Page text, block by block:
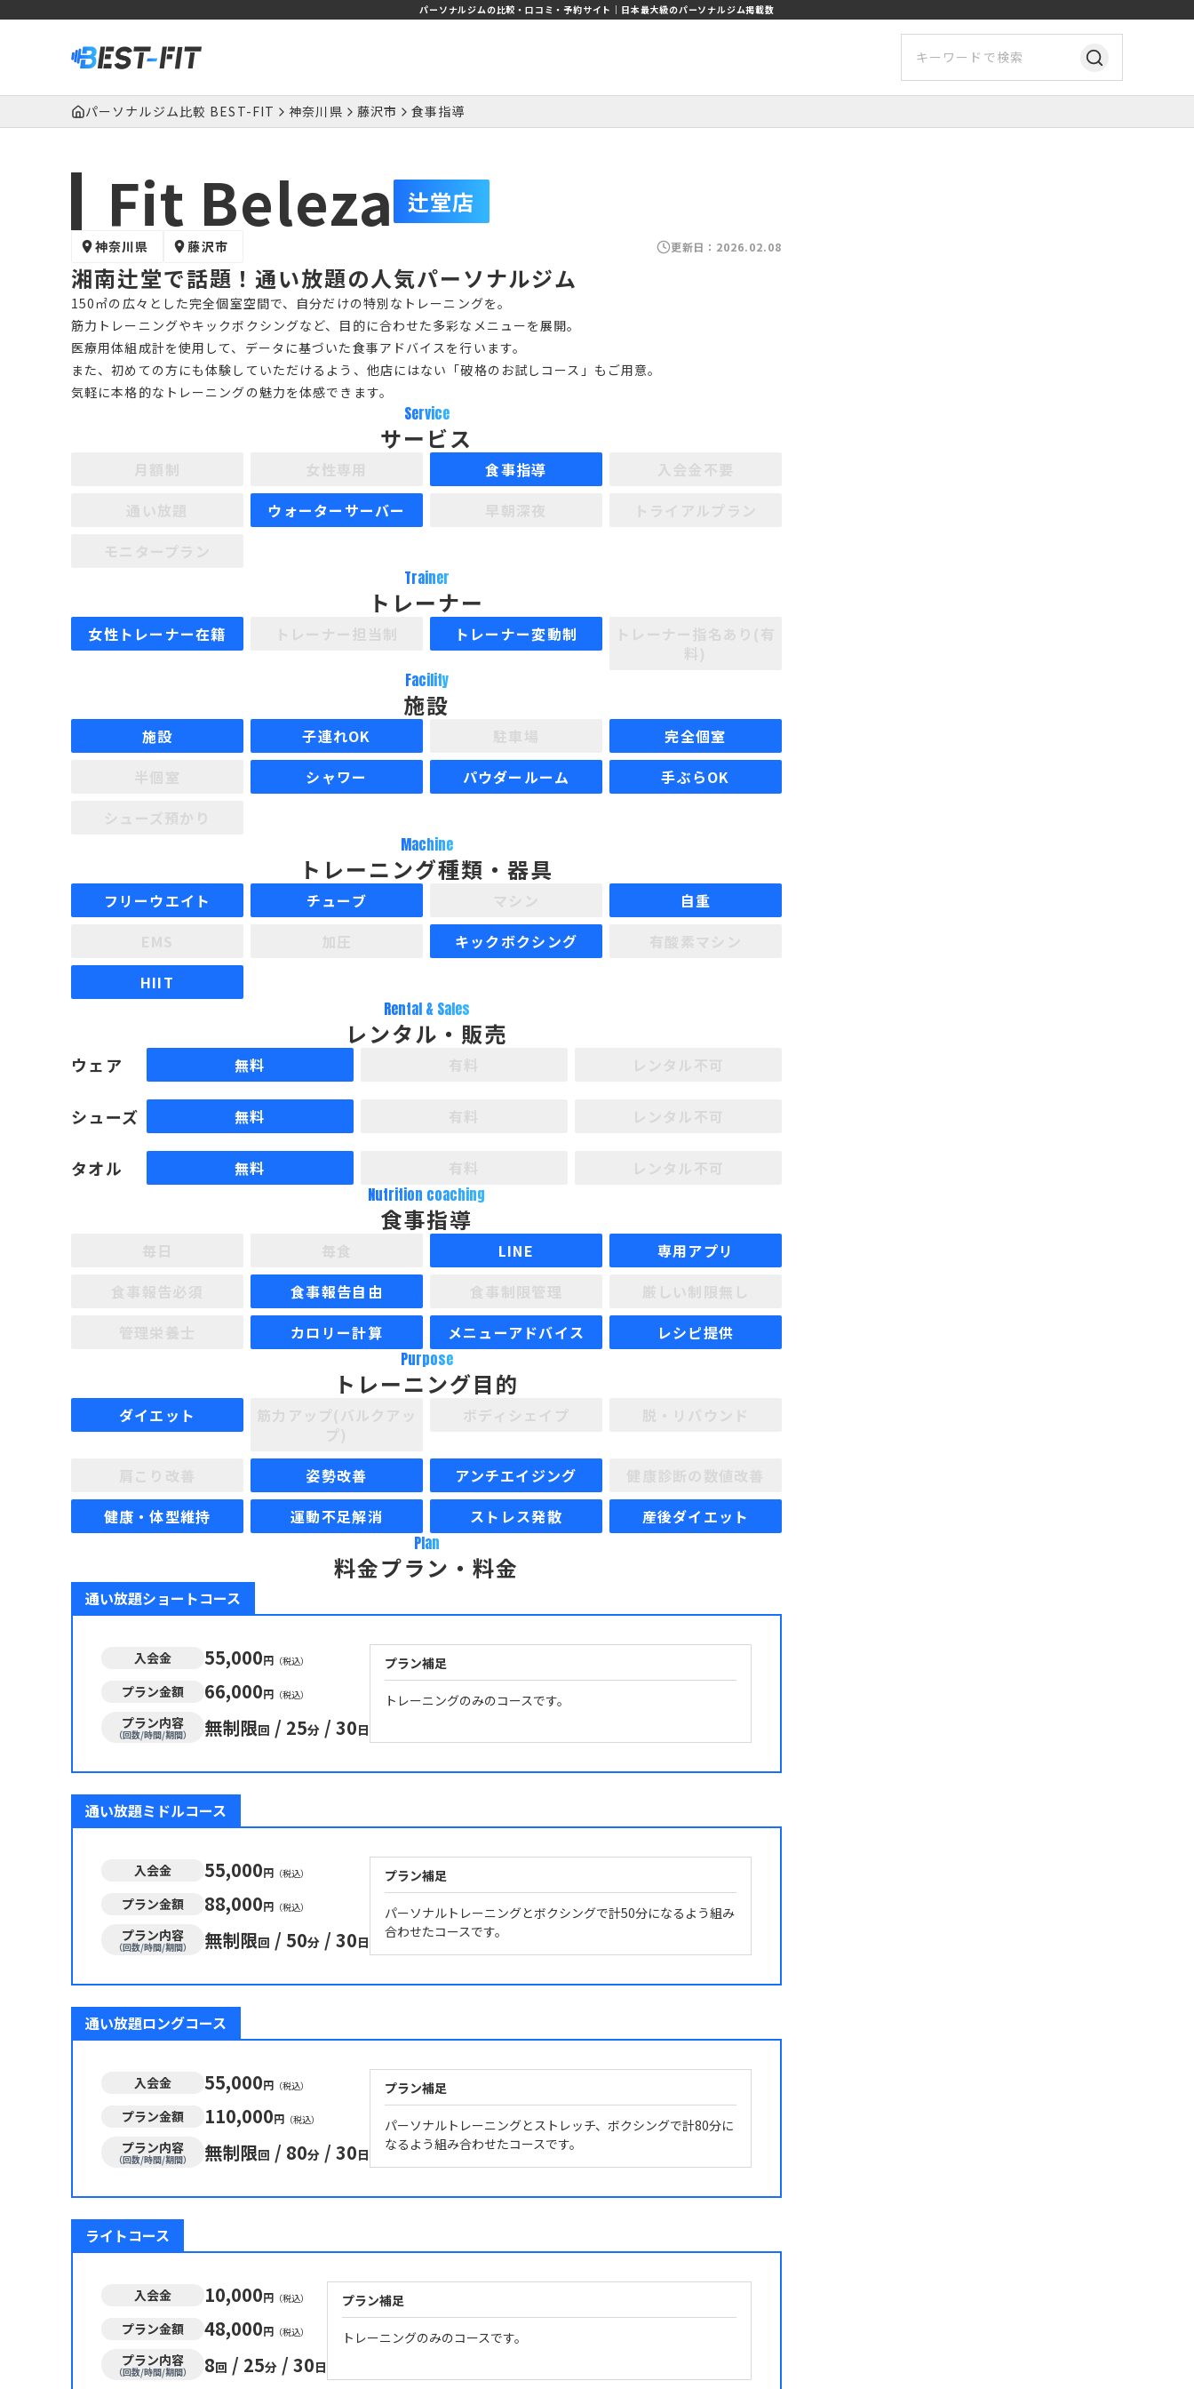
パーソナルジムの比較・口コミ・予約サイト｜日本最大級のパーソナルジム掲載数
パーソナルジム比較 BEST-FIT 神奈川県 藤沢市 食事指導
Fit Beleza 辻堂店
神奈川県 藤沢市 更新日： 2026.02.08
湘南辻堂で話題！通い放題の人気パーソナルジム
150㎡の広々とした完全個室空間で、自分だけの特別なトレーニングを。
筋力トレーニングやキックボクシングなど、目的に合わせた多彩なメニューを展開。
医療用体組成計を使用して、データに基づいた食事アドバイスを行います。
また、初めての方にも体験していただけるよう、他店にはない「破格のお試しコース」もご用意。
気軽に本格的なトレーニングの魅力を体感できます。
Service
サービス
食事指導
ウォーターサーバー
Trainer
トレーナー
女性トレーナー在籍 トレーナー変動制
Facility
施設
施設 子連れOK
完全個室
シャワー パウダールーム
手ぶらOK
Machine
トレーニング種類・器具
フリーウエイト チューブ
自重
キックボクシング
HIIT
Rental & Sales
レンタル・販売
ウェア 無料
シューズ 無料
タオル 無料
Nutrition coaching
食事指導
LINE
専用アプリ
食事報告自由
カロリー計算 メニューアドバイス
レシピ提供
Purpose
トレーニング目的
ダイエット
姿勢改善 アンチエイジング
健康・体型維持
運動不足解消 ストレス発散
産後ダイエット
Plan
料金プラン・料金
通い放題ショートコース
入会金 55,000円 （税込）
プラン金額 66,000円 （税込）
プラン内容
（回数/時間/期間） 無制限回 / 25分 / 30日
プラン補足
トレーニングのみのコースです。
通い放題ミドルコース
入会金 55,000円 （税込）
プラン金額 88,000円 （税込）
プラン内容
（回数/時間/期間） 無制限回 / 50分 / 30日
プラン補足
パーソナルトレーニングとボクシングで計50分になるよう組み
合わせたコースです。
通い放題ロングコース
入会金 55,000円 （税込）
プラン金額 110,000円 （税込）
プラン内容
（回数/時間/期間） 無制限回 / 80分 / 30日
プラン補足
パーソナルトレーニングとストレッチ、ボクシングで計80分に
なるよう組み合わせたコースです。
ライトコース
入会金 10,000円 （税込）
プラン金額 48,000円 （税込）
プラン内容
（回数/時間/期間） 8回 / 25分 / 30日
プラン補足
トレーニングのみのコースです。